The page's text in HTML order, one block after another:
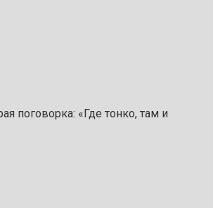
поговорка: «Где тонко, там и